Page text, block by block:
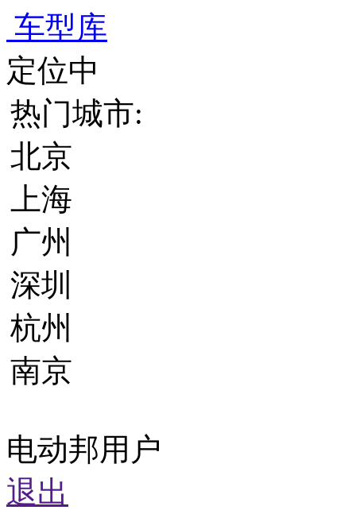
车型库
定位中
热门城市:
北京
上海
广州
深圳
杭州
南京
电动邦用户
退出